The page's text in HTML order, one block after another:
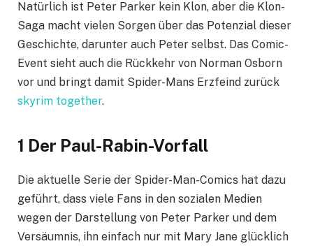
Natürlich ist Peter Parker kein Klon, aber die Klon-
Saga macht vielen Sorgen über das Potenzial dieser
Geschichte, darunter auch Peter selbst. Das Comic-
Event sieht auch die Rückkehr von Norman Osborn
vor und bringt damit Spider-Mans Erzfeind zurück
skyrim together.
1 Der Paul-Rabin-Vorfall
Die aktuelle Serie der Spider-Man-Comics hat dazu
geführt, dass viele Fans in den sozialen Medien
wegen der Darstellung von Peter Parker und dem
Versäumnis, ihn einfach nur mit Mary Jane glücklich